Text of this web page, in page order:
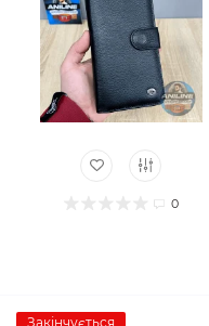
0
Закінчується